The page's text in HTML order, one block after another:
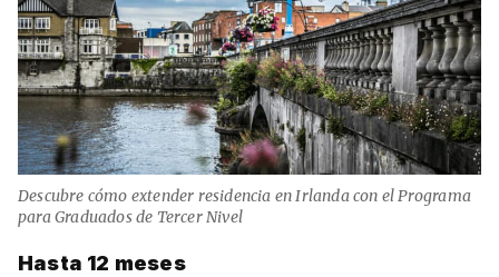
Descubre cómo extender residencia en Irlanda con el Programa
para Graduados de Tercer Nivel
Hasta 12 meses